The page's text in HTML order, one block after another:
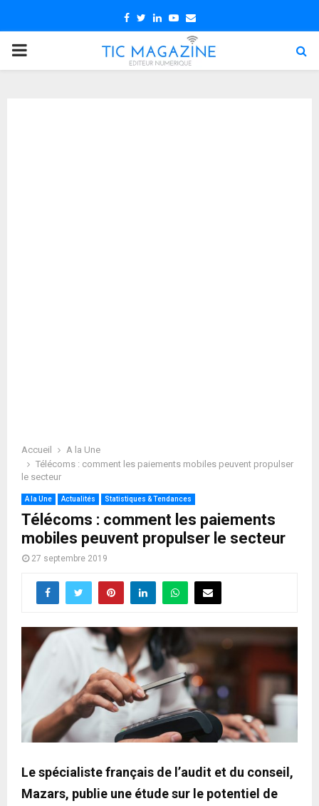
Facebook
TwitterLinkedin
Youtube
Email
PRIMARY
Accueil
A la Une
Télécoms : comment les paiements mobiles peuvent propulser
le secteur
A la Une Actualités Statistiques & Tendances
Télécoms : comment les paiements
mobiles peuvent propulser le secteur
27 septembre 2019
Le spécialiste français de l’audit et du conseil,
Mazars, publie une étude sur le potentiel de